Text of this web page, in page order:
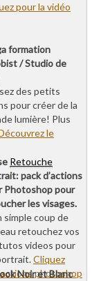
pour la vidéo
formation
/ Studio de
des petits
pour créer de la
lumière! Plus
le
Retouche
pack d’actions
Photoshop pour
les visages.
simple coup de
retouchez vos
videos pour
Cliquez
photoshop
Noir et Blanc